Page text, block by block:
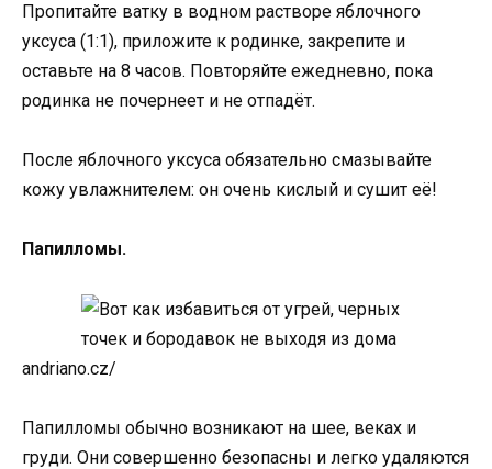
Пропитайте ватку в водном растворе яблочного
уксуса (1:1), приложите к родинке, закрепите и
оставьте на 8 часов. Повторяйте ежедневно, пока
родинка не почернеет и не отпадёт.
После яблочного уксуса обязательно смазывайте
кожу увлажнителем: он очень кислый и сушит её!
Папилломы.
andriano.cz/
Папилломы обычно возникают на шее, веках и
груди. Они совершенно безопасны и легко удаляются